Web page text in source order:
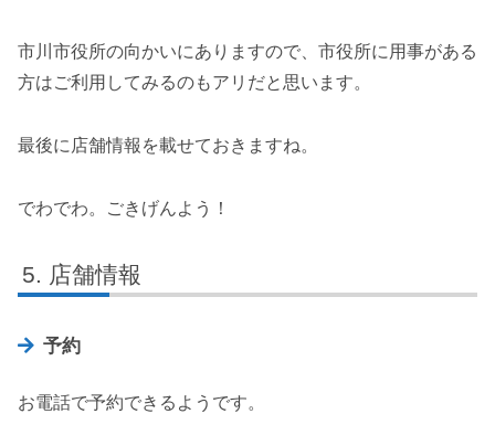
市川市役所の向かいにありますので、市役所に用事がある
方はご利用してみるのもアリだと思います。
最後に店舗情報を載せておきますね。
でわでわ。ごきげんよう！
店舗情報
予約
お電話で予約できるようです。